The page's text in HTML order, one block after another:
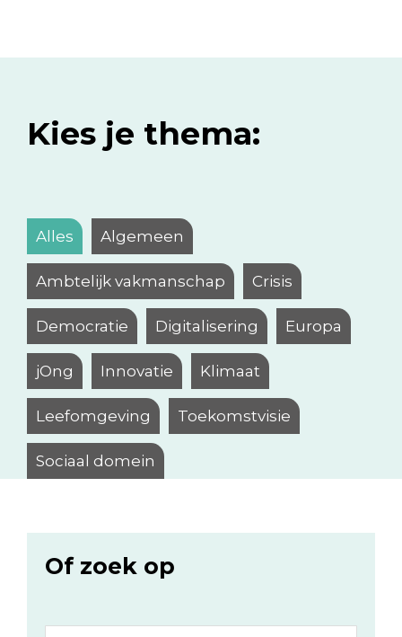
Kies je thema:
Alles Algemeen
Ambtelijk vakmanschap Crisis
Democratie Digitalisering Europa
jOng Innovatie Klimaat
Leefomgeving Toekomstvisie
Sociaal domein
Of zoek op